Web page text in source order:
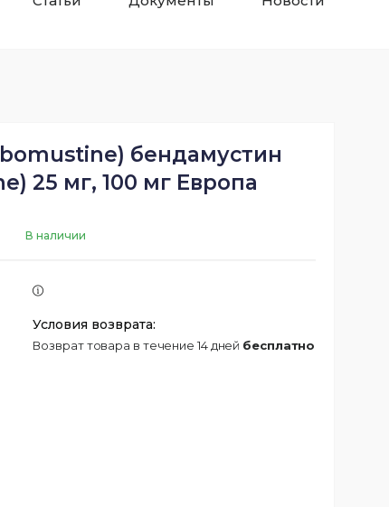
бендамустин
25 мг, 100 мг Европа
В наличии
возврат товара в течение 14 дней бесплатно